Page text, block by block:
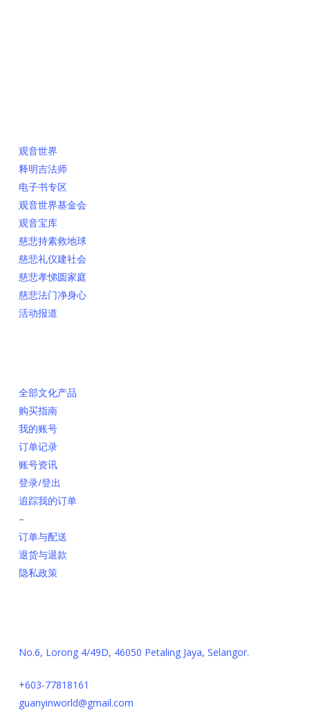
观音世界
释明吉法师
电子书专区
观音世界基金会
观音宝库
慈悲持素救地球
慈悲礼仪建社会
慈悲孝悌圆家庭
慈悲法门净身心
活动报道
全部文化产品
购买指南
我的账号
订单记录
账号资讯
登录/登出
追踪我的订单
–
订单与配送
退货与退款
隐私政策
No.6, Lorong 4/49D, 46050 Petaling Jaya, Selangor.
+603-77818161
guanyinworld@gmail.com